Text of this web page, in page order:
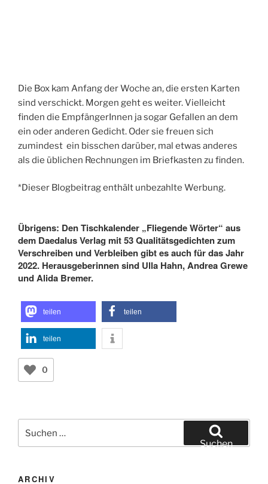
Die Box kam Anfang der Woche an, die ersten Karten
sind verschickt. Morgen geht es weiter. Vielleicht
finden die EmpfängerInnen ja sogar Gefallen an dem
ein oder anderen Gedicht. Oder sie freuen sich
zumindest ein bisschen darüber, mal etwas anderes
als die üblichen Rechnungen im Briefkasten zu finden.
*Dieser Blogbeitrag enthält unbezahlte Werbung.
Übrigens: Den Tischkalender „Fliegende Wörter“ aus
dem Daedalus Verlag mit 53 Qualitätsgedichten zum
Verschreiben und Verbleiben gibt es auch für das Jahr
2022. Herausgeberinnen sind Ulla Hahn, Andrea Grewe
und Alida Bremer.
teilen teilen
teilen
0
nach:
Suchen
ARCHIV